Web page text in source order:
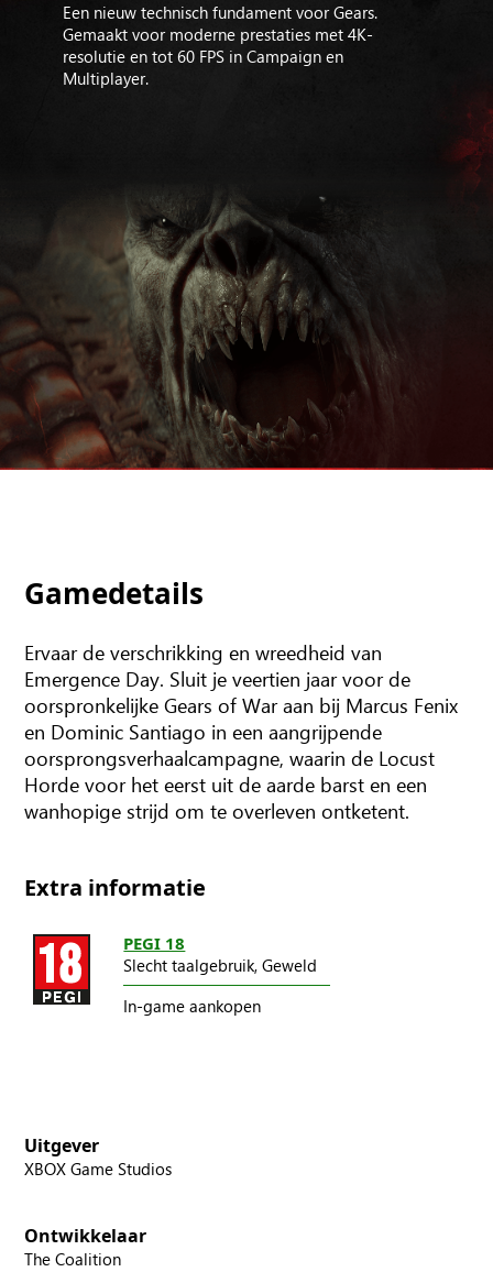
Een nieuw technisch fundament voor Gears.
Gemaakt voor moderne prestaties met 4K-
resolutie en tot 60 FPS in Campaign en
Multiplayer.
Gamedetails
Ervaar de verschrikking en wreedheid van
Emergence Day. Sluit je veertien jaar voor de
oorspronkelijke Gears of War aan bij Marcus Fenix
en Dominic Santiago in een aangrijpende
oorsprongsverhaalcampagne, waarin de Locust
Horde voor het eerst uit de aarde barst en een
wanhopige strijd om te overleven ontketent.
Extra informatie
PEGI 18
Slecht taalgebruik, Geweld
In-game aankopen
Uitgever
XBOX Game Studios
Ontwikkelaar
The Coalition